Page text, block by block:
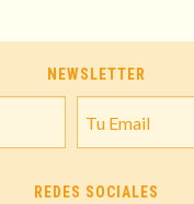
NEWSLETTER
REDES SOCIALES